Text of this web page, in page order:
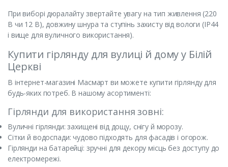
При виборі дюралайту звертайте увагу на тип живлення (220
В чи 12 В), довжину шнура та ступінь захисту від вологи (IP44
і вище для вуличного використання).
Купити гірлянду для вулиці й дому у Білій
Церкві
В інтернет-магазині Масмарт ви можете купити гірлянду для
будь-яких потреб. В нашому асортименті:
Гірлянди для використання зовні:
Вуличні гірлянди: захищені від дощу, снігу й морозу.
Сітки й водоспади: чудово підходять для фасадів і огорож.
Гірлянди на батарейці: зручні для декору місць без доступу до
електромережі.